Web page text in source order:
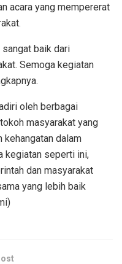
acara yang mempererat
baik dari
Semoga kegiatan
oleh berbagai
masyarakat yang
kehangatan dalam
kegiatan seperti ini,
dan masyarakat
yang lebih baik